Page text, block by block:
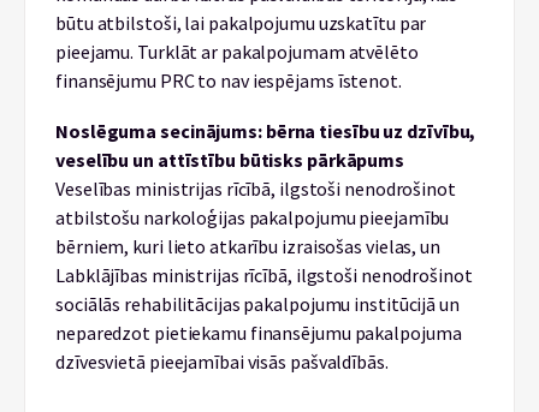
būtu atbilstoši, lai pakalpojumu uzskatītu par
pieejamu. Turklāt ar pakalpojumam atvēlēto
finansējumu PRC to nav iespējams īstenot.
Noslēguma secinājums: bērna tiesību uz dzīvību,
veselību un attīstību būtisks pārkāpums
Veselības ministrijas rīcībā, ilgstoši nenodrošinot
atbilstošu narkoloģijas pakalpojumu pieejamību
bērniem, kuri lieto atkarību izraisošas vielas, un
Labklājības ministrijas rīcībā, ilgstoši nenodrošinot
sociālās rehabilitācijas pakalpojumu institūcijā un
neparedzot pietiekamu finansējumu pakalpojuma
dzīvesvietā pieejamībai visās pašvaldībās.